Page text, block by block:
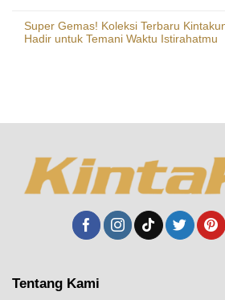
Super Gemas! Koleksi Terbaru
Hadir untuk Temani Waktu Istirahatmu
Tentang Kami